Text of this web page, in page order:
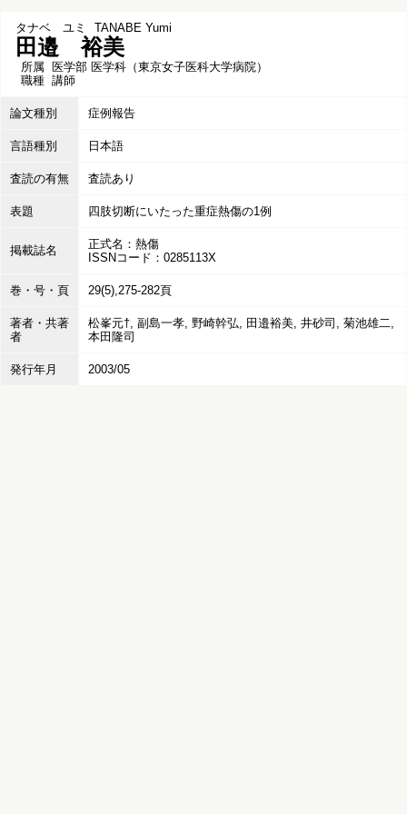
タナベ ユミ TANABE Yumi
田邉 裕美
所属 医学部 医学科（東京女子医科大学病院）
職種 講師
論文種別 症例報告
言語種別 日本語
査読の有無 査読あり
表題 四肢切断にいたった重症熱傷の1例
掲載誌名
正式名：熱傷
ISSNコード：0285113X
巻・号・頁 29(5),275-282頁
著者・共著
者
松峯元†, 副島一孝, 野崎幹弘, 田邉裕美, 井砂司, 菊池雄二,
本田隆司
発行年月 2003/05